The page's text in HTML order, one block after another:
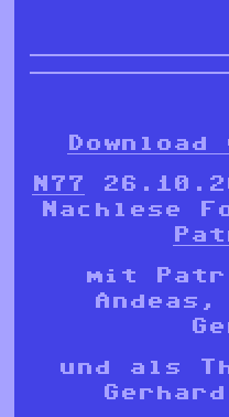
N77
Nachlese
mit
Andeas,
und als